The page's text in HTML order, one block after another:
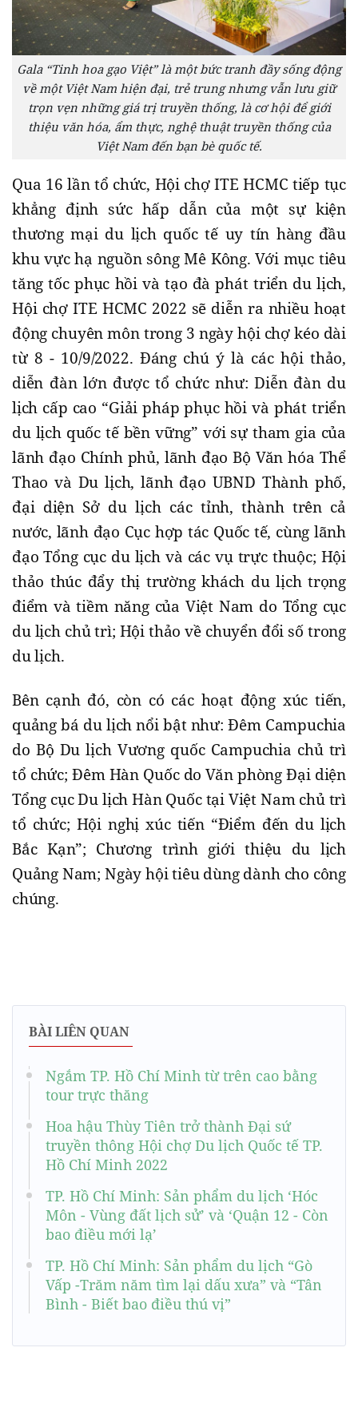
Gala “Tinh hoa gạo Việt” là một bức tranh đầy sống động
về một Việt Nam hiện đại, trẻ trung nhưng vẫn lưu giữ
trọn vẹn những giá trị truyền thống, là cơ hội để giới
thiệu văn hóa, ẩm thực, nghệ thuật truyền thống của
Việt Nam đến bạn bè quốc tế.
Qua 16 lần tổ chức, Hội chợ ITE HCMC tiếp tục
khẳng định sức hấp dẫn của một sự kiện
thương mại du lịch quốc tế uy tín hàng đầu
khu vực hạ nguồn sông Mê Kông. Với mục tiêu
tăng tốc phục hồi và tạo đà phát triển du lịch,
Hội chợ ITE HCMC 2022 sẽ diễn ra nhiều hoạt
động chuyên môn trong 3 ngày hội chợ kéo dài
từ 8 - 10/9/2022. Đáng chú ý là các hội thảo,
diễn đàn lớn được tổ chức như: Diễn đàn du
lịch cấp cao “Giải pháp phục hồi và phát triển
du lịch quốc tế bền vững” với sự tham gia của
lãnh đạo Chính phủ, lãnh đạo Bộ Văn hóa Thể
Thao và Du lịch, lãnh đạo UBND Thành phố,
đại diện Sở du lịch các tỉnh, thành trên cả
nước, lãnh đạo Cục hợp tác Quốc tế, cùng lãnh
đạo Tổng cục du lịch và các vụ trực thuộc; Hội
thảo thúc đẩy thị trường khách du lịch trọng
điểm và tiềm năng của Việt Nam do Tổng cục
du lịch chủ trì; Hội thảo về chuyển đổi số trong
du lịch.
Bên cạnh đó, còn có các hoạt động xúc tiến,
quảng bá du lịch nổi bật như: Đêm Campuchia
do Bộ Du lịch Vương quốc Campuchia chủ trì
tổ chức; Đêm Hàn Quốc do Văn phòng Đại diện
Tổng cục Du lịch Hàn Quốc tại Việt Nam chủ trì
tổ chức; Hội nghị xúc tiến “Điểm đến du lịch
Bắc Kạn”; Chương trình giới thiệu du lịch
Quảng Nam; Ngày hội tiêu dùng dành cho công
chúng.
BÀI LIÊN QUAN
Ngắm TP. Hồ Chí Minh từ trên cao bằng
tour trực thăng
Hoa hậu Thùy Tiên trở thành Đại sứ
truyền thông Hội chợ Du lịch Quốc tế TP.
Hồ Chí Minh 2022
TP. Hồ Chí Minh: Sản phẩm du lịch ‘Hóc
Môn - Vùng đất lịch sử’ và ‘Quận 12 - Còn
bao điều mới lạ’
TP. Hồ Chí Minh: Sản phẩm du lịch “Gò
Vấp -Trăm năm tìm lại dấu xưa” và “Tân
Bình - Biết bao điều thú vị”